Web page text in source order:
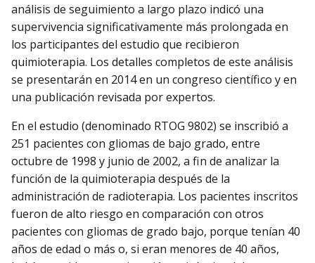
análisis de seguimiento a largo plazo indicó una
supervivencia significativamente más prolongada en
los participantes del estudio que recibieron
quimioterapia. Los detalles completos de este análisis
se presentarán en 2014 en un congreso científico y en
una publicación revisada por expertos.
En el estudio (denominado RTOG 9802) se inscribió a
251 pacientes con gliomas de bajo grado, entre
octubre de 1998 y junio de 2002, a fin de analizar la
función de la quimioterapia después de la
administración de radioterapia. Los pacientes inscritos
fueron de alto riesgo en comparación con otros
pacientes con gliomas de grado bajo, porque tenían 40
años de edad o más o, si eran menores de 40 años,